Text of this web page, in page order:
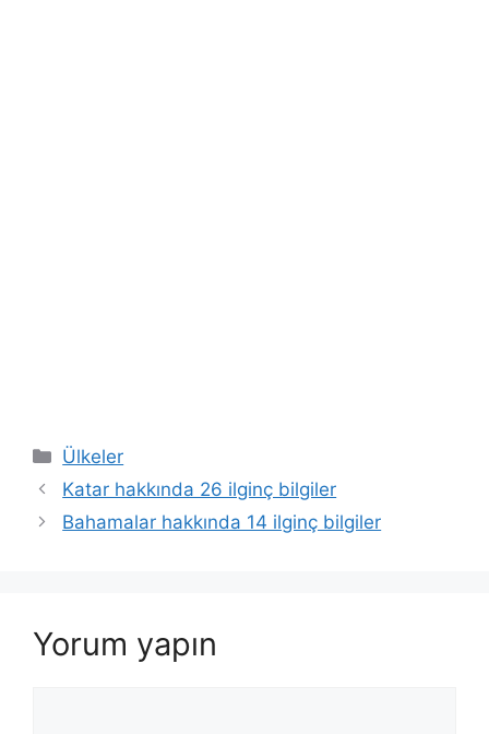
Kategoriler
Ülkeler
Katar hakkında 26 ilginç bilgiler
Bahamalar hakkında 14 ilginç bilgiler
Yorum yapın